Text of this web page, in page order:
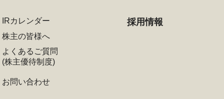
IRカレンダー
株主の皆様へ
よくあるご質問
(株主優待制度)
お問い合わせ
採用情報